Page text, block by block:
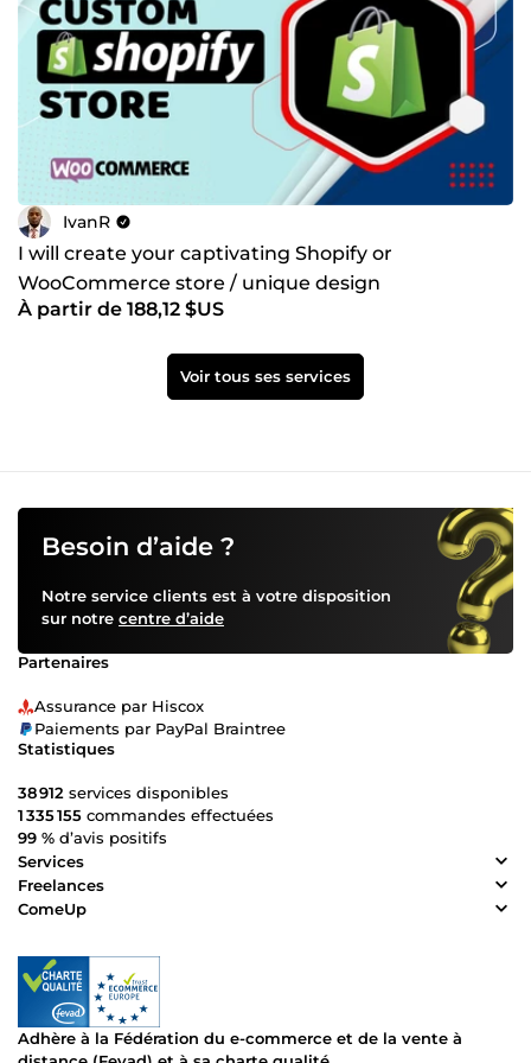
IvanR
I will create your captivating Shopify or
WooCommerce store / unique design
À partir de 188,12 $US
Voir tous ses services
Besoin d’aide ?
Notre service clients est à votre disposition
sur notre centre d’aide
Partenaires
Assurance par Hiscox
Paiements par PayPal Braintree
Statistiques
38 912 services disponibles
1 335 155 commandes effectuées
99 % d’avis positifs
Services
Freelances
ComeUp
Adhère à la Fédération du e-commerce et de la vente à